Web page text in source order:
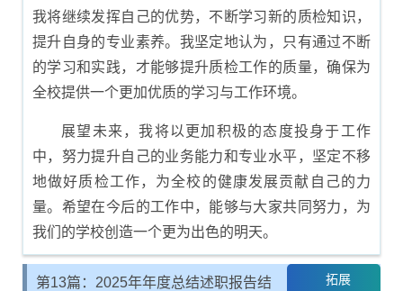
我将继续发挥自己的优势，不断学习新的质检知识，
提升自身的专业素养。我坚定地认为，只有通过不断
的学习和实践，才能够提升质检工作的质量，确保为
全校提供一个更加优质的学习与工作环境。
展望未来，我将以更加积极的态度投身于工作
中，努力提升自己的业务能力和专业水平，坚定不移
地做好质检工作，为全校的健康发展贡献自己的力
量。希望在今后的工作中，能够与大家共同努力，为
我们的学校创造一个更为出色的明天。
第13篇：2025年年度总结述职报告结 拓展